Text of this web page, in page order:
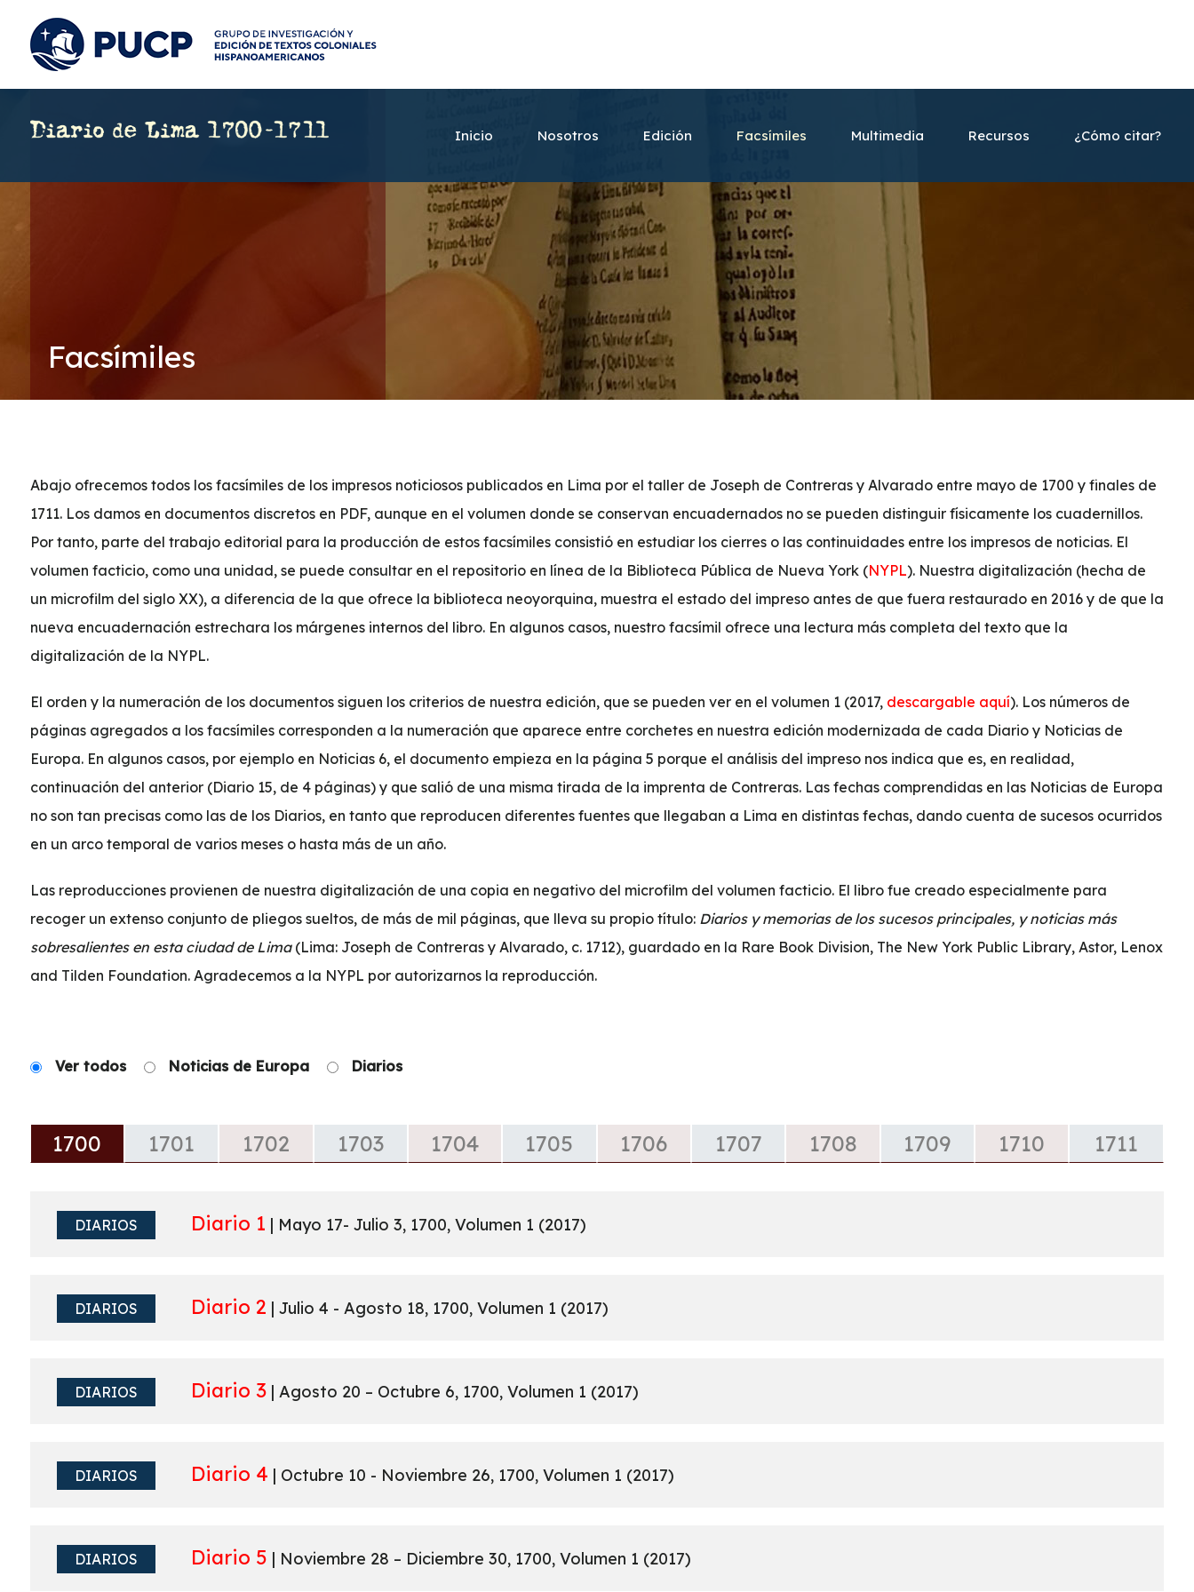
Inicio Nosotros Edición Facsímiles Multimedia Recursos ¿Cómo citar?
Facsímiles
Abajo ofrecemos todos los facsímiles de los impresos noticiosos publicados en Lima por el taller de Joseph de Contreras y Alvarado entre mayo de 1700 y finales de
1711. Los damos en documentos discretos en PDF, aunque en el volumen donde se conservan encuadernados no se pueden distinguir físicamente los cuadernillos.
Por tanto, parte del trabajo editorial para la producción de estos facsímiles consistió en estudiar los cierres o las continuidades entre los impresos de noticias. El
volumen facticio, como una unidad, se puede consultar en el repositorio en línea de la Biblioteca Pública de Nueva York (NYPL). Nuestra digitalización (hecha de
un microfilm del siglo XX), a diferencia de la que ofrece la biblioteca neoyorquina, muestra el estado del impreso antes de que fuera restaurado en 2016 y de que la
nueva encuadernación estrechara los márgenes internos del libro. En algunos casos, nuestro facsímil ofrece una lectura más completa del texto que la
digitalización de la NYPL.
El orden y la numeración de los documentos siguen los criterios de nuestra edición, que se pueden ver en el volumen 1 (2017, descargable aquí). Los números de
páginas agregados a los facsímiles corresponden a la numeración que aparece entre corchetes en nuestra edición modernizada de cada Diario y Noticias de
Europa. En algunos casos, por ejemplo en Noticias 6, el documento empieza en la página 5 porque el análisis del impreso nos indica que es, en realidad,
continuación del anterior (Diario 15, de 4 páginas) y que salió de una misma tirada de la imprenta de Contreras. Las fechas comprendidas en las Noticias de Europa
no son tan precisas como las de los Diarios, en tanto que reproducen diferentes fuentes que llegaban a Lima en distintas fechas, dando cuenta de sucesos ocurridos
en un arco temporal de varios meses o hasta más de un año.
Las reproducciones provienen de nuestra digitalización de una copia en negativo del microfilm del volumen facticio. El libro fue creado especialmente para
recoger un extenso conjunto de pliegos sueltos, de más de mil páginas, que lleva su propio título: Diarios y memorias de los sucesos principales, y noticias más
sobresalientes en esta ciudad de Lima(Lima: Joseph de Contreras y Alvarado, c. 1712), guardado en la Rare Book Division, The New York Public Library, Astor, Lenox
and Tilden Foundation. Agradecemos a la NYPL por autorizarnos la reproducción.
Ver todos Noticias de Europa Diarios
1700 1701 1702 1703 1704 1705 1706 1707 1708 1709 1710 1711
DIARIOS Diario 1 | Mayo 17- Julio 3, 1700, Volumen 1 (2017)
DIARIOS Diario 2 | Julio 4 - Agosto 18, 1700, Volumen 1 (2017)
DIARIOS Diario 3| Agosto 20 – Octubre 6, 1700, Volumen 1 (2017)
DIARIOS Diario 4 | Octubre 10 - Noviembre 26, 1700, Volumen 1 (2017)
DIARIOS Diario 5 | Noviembre 28 – Diciembre 30, 1700, Volumen 1 (2017)